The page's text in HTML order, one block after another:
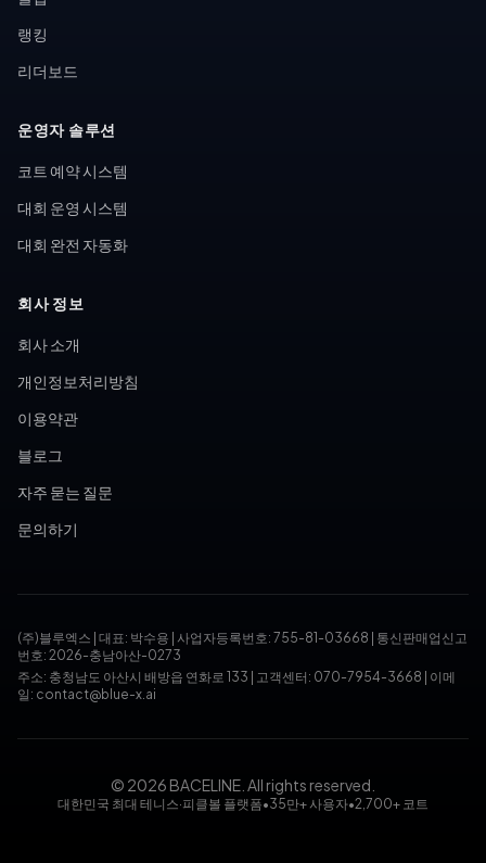
랭킹
리더보드
운영자 솔루션
코트 예약 시스템
대회 운영 시스템
대회 완전 자동화
회사 정보
회사 소개
개인정보처리방침
이용약관
블로그
자주 묻는 질문
문의하기
(주)블루엑스 대표: 박수용 사업자등록번호: 755-81-03668 통신판매업신고
번호: 2026-충남아산-0273
주소: 충청남도 아산시 배방읍 연화로 133 고객센터: 070-7954-3668 이메
일: contact@blue-x.ai
© 2026 BACELINE. All rights reserved.
대한민국 최대 테니스·피클볼 플랫폼•35만+ 사용자•2,700+ 코트